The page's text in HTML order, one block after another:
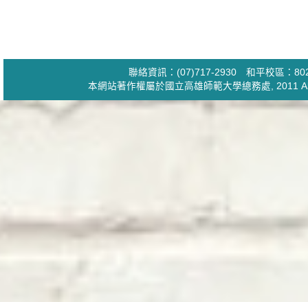
聯絡資訊：(07)717-2930 和平校區：
本網站著作權屬於國立高雄師範大學總務處, 2011